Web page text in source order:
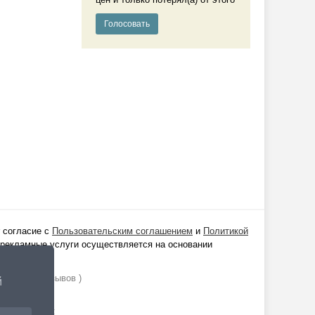
с Пользовательским соглашением и Политикой
услуги осуществляется на основании
отзывов )
Realt Mobile: